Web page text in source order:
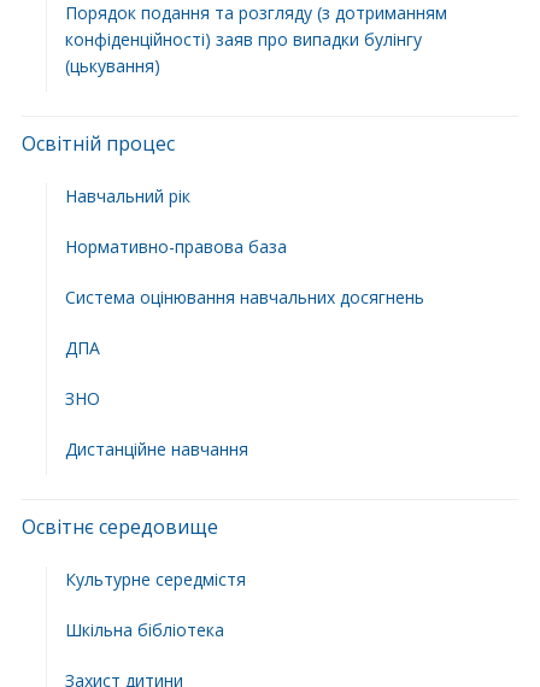
Порядок подання та розгляду (з дотриманням
конфіденційності) заяв про випадки булінгу
(цькування)
Освітній процес
Навчальний рік
Нормативно-правова база
Система оцінювання навчальних досягнень
ДПА
ЗНО
Дистанційне навчання
Освітнє середовище
Культурне середмістя
Шкільна бібліотека
Захист дитини